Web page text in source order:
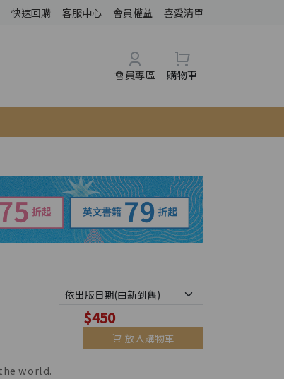
快速回購 客服中心 會員權益 喜愛清單
會員專區 購物車
world.
$450
放入購物車